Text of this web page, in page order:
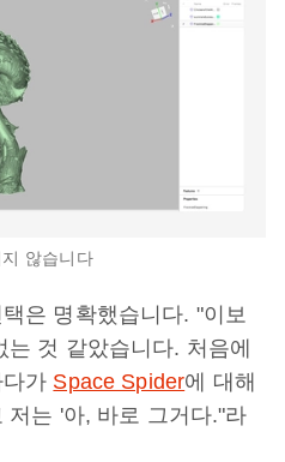
않습니다
은 명확했습니다. "이보
것 같았습니다. 처음에
가 Space Spider에 대해
저는 '아, 바로 그거다."라